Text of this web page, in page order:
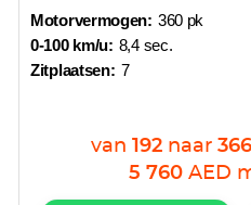
Motorvermogen: 360 pk
0-100 km/u: 8,4 sec.
Zitplaatsen: 7
van 192 naar 366
5 760 AED